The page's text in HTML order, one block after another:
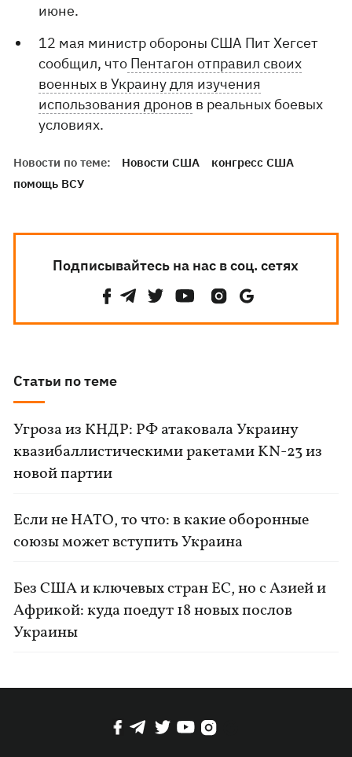
июне.
12 мая министр обороны США Пит Хегсет
сообщил, что Пентагон отправил своих
военных в Украину для изучения
использования дронов в реальных боевых
условиях.
Новости по теме: Новости США
конгресс США
помощь ВСУ
Подписывайтесь на нас в соц. сетях
Статьи по теме
Угроза из КНДР: РФ атаковала Украину
квазибаллистическими ракетами KN-23 из
новой партии
Если не НАТО, то что: в какие оборонные
союзы может вступить Украина
Без США и ключевых стран ЕС, но с Азией и
Африкой: куда поедут 18 новых послов
Украины